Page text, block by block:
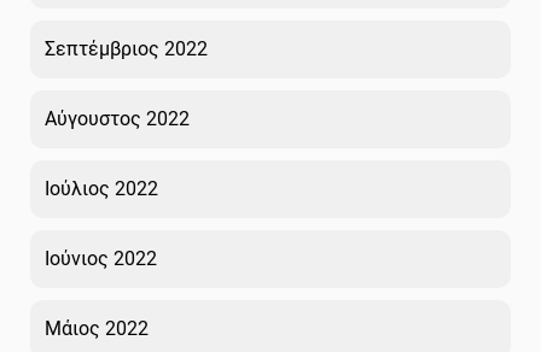
Σεπτέμβριος 2022
Αύγουστος 2022
Ιούλιος 2022
Ιούνιος 2022
Μάιος 2022